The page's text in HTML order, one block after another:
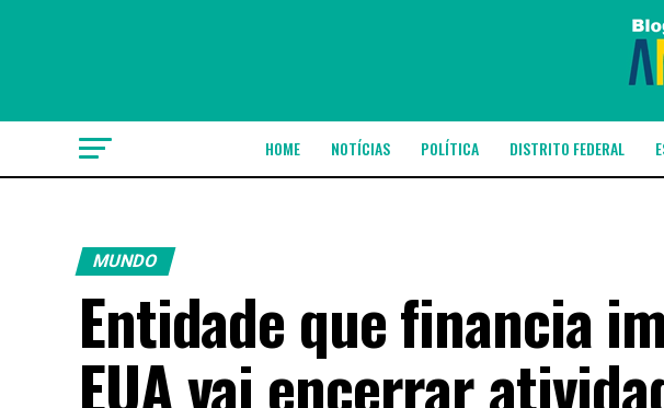
HOME NOTÍCIAS POLÍTICA DISTRITO FEDERAL
MUNDO
Entidade que financia
EUA vai encerrar